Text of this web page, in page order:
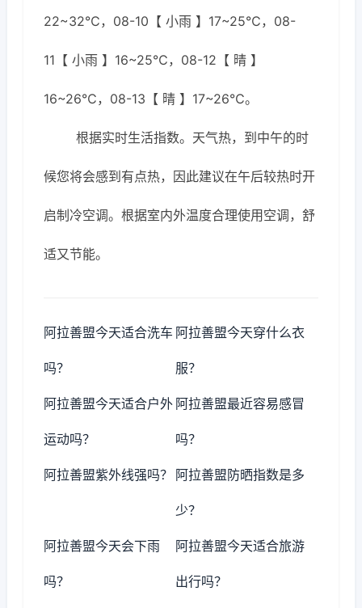
22~32℃，08-10【 小雨 】17~25℃，08-
11【 小雨 】16~25℃，08-12【 晴 】
16~26℃，08-13【 晴 】17~26℃。
根据实时生活指数。天气热，到中午的时
候您将会感到有点热，因此建议在午后较热时开
启制冷空调。根据室内外温度合理使用空调，舒
适又节能。
阿拉善盟今天适合洗车
吗？
阿拉善盟今天穿什么衣
服？
阿拉善盟今天适合户外
运动吗？
阿拉善盟最近容易感冒
吗？
阿拉善盟紫外线强吗？ 阿拉善盟防晒指数是多
少？
阿拉善盟今天会下雨
吗？
阿拉善盟今天适合旅游
出行吗？